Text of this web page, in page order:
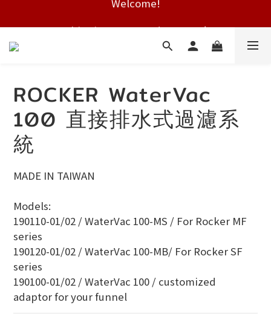
Free shipping on HK orders over $2000
ROCKER WaterVac
100 直接排水式過濾系
統
MADE IN TAIWAN
Models:
190110-01/02 / WaterVac 100-MS / For Rocker MF
series
190120-01/02 / WaterVac 100-MB/ For Rocker SF
series
190100-01/02 / WaterVac 100 / customized
adaptor for your funnel